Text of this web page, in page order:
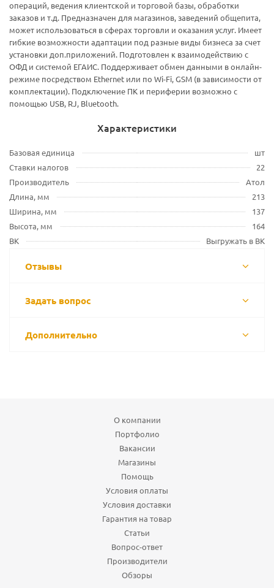
операций, ведения клиентской и торговой базы, обработки
заказов и т.д. Предназначен для магазинов, заведений общепита,
может использоваться в сферах торговли и оказания услуг. Имеет
гибкие возможности адаптации под разные виды бизнеса за счет
установки доп.приложений. Подготовлен к взаимодействию с
ОФД и системой ЕГАИС. Поддерживает обмен данными в онлайн-
режиме посредством Ethernet или по Wi-Fi, GSM (в зависимости от
комплектации). Подключение ПК и периферии возможно с
помощью USB, RJ, Bluetooth.
Характеристики
Базовая единица
шт
Ставки налогов
22
Производитель
Атол
Длина, мм
213
Ширина, мм
137
Высота, мм
164
ВК
Выгружать в ВК
Отзывы
Задать вопрос
Дополнительно
О компании
Портфолио
Вакансии
Магазины
Помощь
Условия оплаты
Условия доставки
Гарантия на товар
Статьи
Вопрос-ответ
Производители
Обзоры